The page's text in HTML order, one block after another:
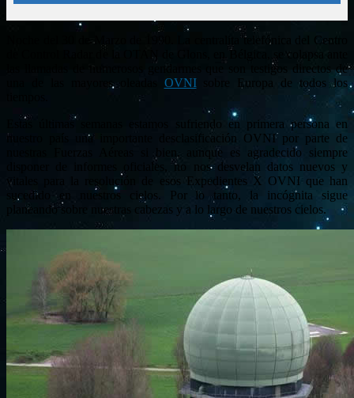
Noche del 30 de Marzo de 1990. La centralita telefónica del Centro
de Control Radar de la OTAN de Glons, en Bélgica, se colapsa ante
las llamadas de numerosos gendarmes que son testigos directos de
una de las mayores oleadas OVNIsobre Europa de todos los
Estas últimas semanas estamos sufriendo en primera persona en
nuestro país una importante desclasificación OVNI por parte de
nuestras Fuerzas Aéreas si bien, aunque es agradecido siempre
disponer de informes oficiales, no nos desvelan datos nuevos y
vitales para la resolución de esos Expedientes X OVNI que han
sucedido en nuestros cielos. Por lo tanto, la incógnita sigue
planeando sobre nuestras cabezas y a lo largo de nuestros cielos.